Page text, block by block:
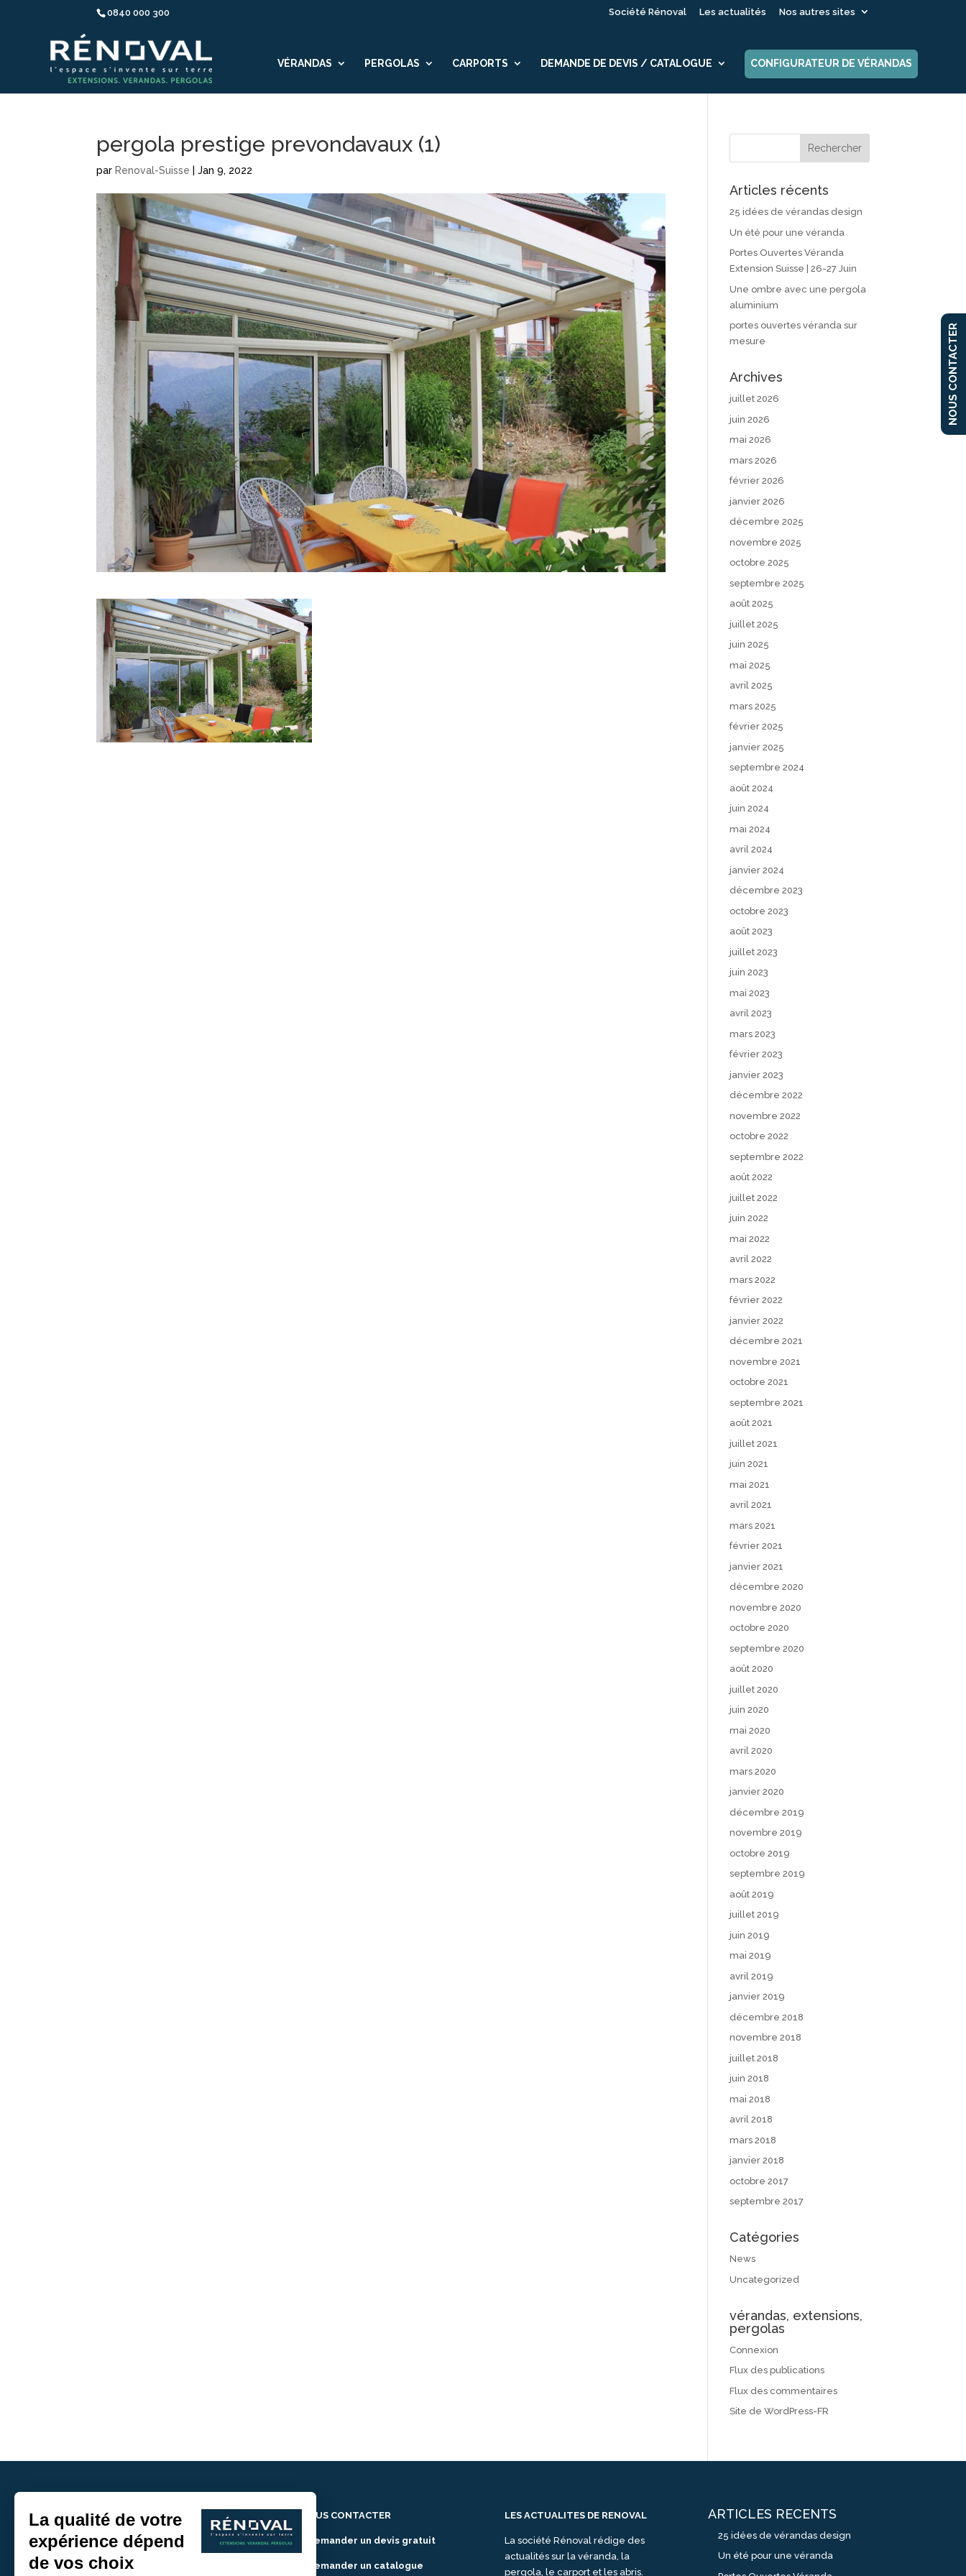
0840 000 300 Société Rénoval Les actualités Nos autres sites
VÉRANDAS PERGOLAS CARPORTS DEMANDE DE DEVIS / CATALOGUE CONFIGURATEUR DE VÉRANDAS
pergola prestige prevondavaux (1)
par Renoval-Suisse |Jan 9, 2022
Articles récents
25 idées de vérandas design
Un été pour une véranda
Portes Ouvertes Véranda
Extension Suisse | 26-27 Juin
Une ombre avec une pergola
aluminium
portes ouvertes véranda sur
mesure
Archives
juillet 2026
juin 2026
mai 2026
mars 2026
février 2026
janvier 2026
décembre 2025
novembre 2025
octobre 2025
septembre 2025
août 2025
juillet 2025
juin 2025
mai 2025
avril 2025
mars 2025
février 2025
janvier 2025
septembre 2024
août 2024
juin 2024
mai 2024
avril 2024
janvier 2024
décembre 2023
octobre 2023
août 2023
juillet 2023
juin 2023
mai 2023
avril 2023
mars 2023
février 2023
janvier 2023
décembre 2022
novembre 2022
octobre 2022
septembre 2022
août 2022
juillet 2022
juin 2022
mai 2022
avril 2022
mars 2022
février 2022
janvier 2022
décembre 2021
novembre 2021
octobre 2021
septembre 2021
août 2021
juillet 2021
juin 2021
mai 2021
avril 2021
mars 2021
février 2021
janvier 2021
décembre 2020
novembre 2020
octobre 2020
septembre 2020
août 2020
juillet 2020
juin 2020
mai 2020
avril 2020
mars 2020
janvier 2020
décembre 2019
novembre 2019
octobre 2019
septembre 2019
août 2019
juillet 2019
juin 2019
mai 2019
avril 2019
janvier 2019
décembre 2018
novembre 2018
juillet 2018
juin 2018
mai 2018
avril 2018
mars 2018
janvier 2018
octobre 2017
septembre 2017
Catégories
News
Uncategorized
vérandas, extensions,
pergolas
Connexion
Flux des publications
Flux des commentaires
Site de WordPress-FR
NOUS CONTACTER
> Demander un devis gratuit
> Demander un catalogue
LES ACTUALITES DE RENOVAL
La société Rénoval rédige des
actualités sur la véranda, la
pergola, le carport et les abris.
ARTICLES RECENTS
25 idées de vérandas design
Un été pour une véranda
NOUS CONTACTER